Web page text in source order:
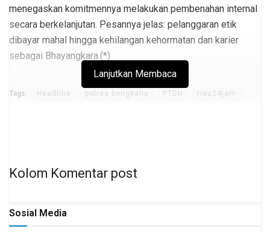
menegaskan komitmennya melakukan pembenahan internal
secara berkelanjutan. Pesannya jelas: pelanggaran etik
dibayar mahal hingga kehilangan kehormatan dan karier
sebagai Bhayangkara.(*)
Lanjutkan Membaca
Tags: Headline polres bengkalis PTDH riau24jam
Kolom Komentar post
Sosial Media